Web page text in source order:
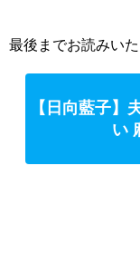
最後までお読みい
【日向藍子】
い